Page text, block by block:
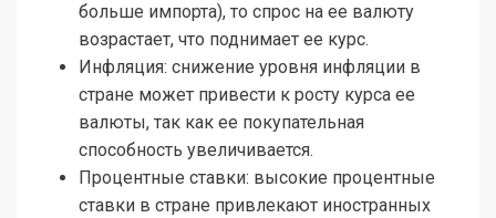
больше импорта), то спрос на ее валюту
возрастает, что поднимает ее курс.
Инфляция: снижение уровня инфляции в
стране может привести к росту курса ее
валюты, так как ее покупательная
способность увеличивается.
Процентные ставки: высокие процентные
ставки в стране привлекают иностранных